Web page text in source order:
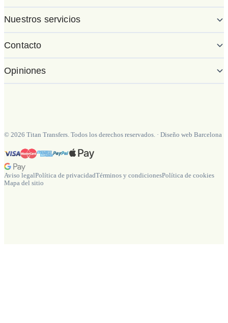
Nuestros servicios
Contacto
Opiniones
© 2026 Titan Transfers. Todos los derechos reservados. · Diseño web Barcelona
Aviso legalPolítica de privacidadTérminos y condicionesPolítica de cookies
Mapa del sitio